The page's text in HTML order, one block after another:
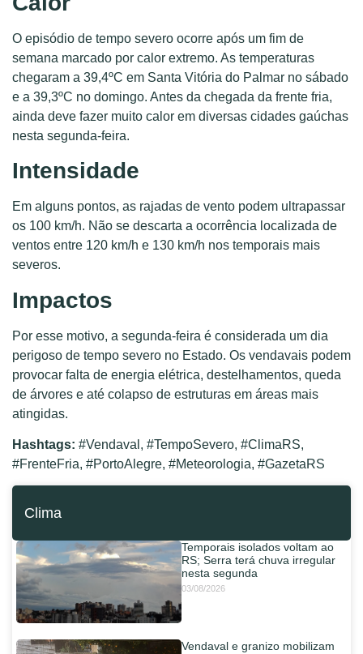
O episódio de tempo severo ocorre após um fim de
semana marcado por calor extremo. As temperaturas
chegaram a 39,4ºC em Santa Vitória do Palmar no sábado
e a 39,3ºC no domingo. Antes da chegada da frente fria,
ainda deve fazer muito calor em diversas cidades gaúchas
nesta segunda-feira.
Intensidade
Em alguns pontos, as rajadas de vento podem ultrapassar
os 100 km/h. Não se descarta a ocorrência localizada de
ventos entre 120 km/h e 130 km/h nos temporais mais
severos.
Impactos
Por esse motivo, a segunda-feira é considerada um dia
perigoso de tempo severo no Estado. Os vendavais podem
provocar falta de energia elétrica, destelhamentos, queda
de árvores e até colapso de estruturas em áreas mais
atingidas.
Hashtags: #Vendaval, #TempoSevero, #ClimaRS,
#FrenteFria, #PortoAlegre, #Meteorologia, #GazetaRS
Clima
Temporais isolados voltam ao
RS; Serra terá chuva irregular
nesta segunda
03/08/2026
Vendaval e granizo mobilizam